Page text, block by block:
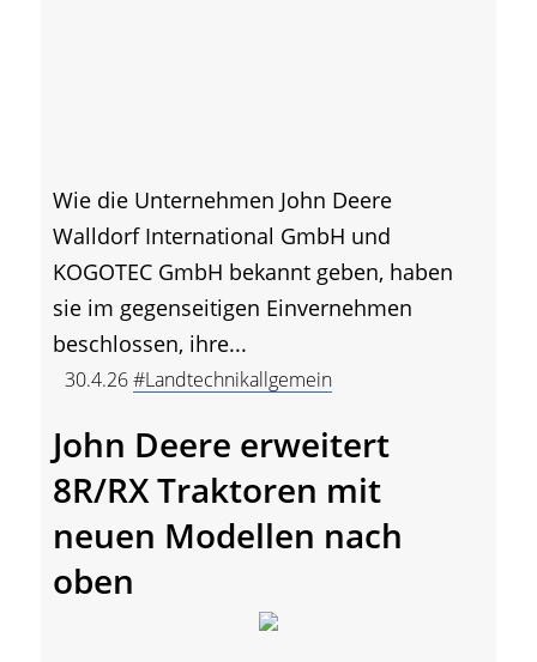
Wie die Unternehmen John Deere
Walldorf International GmbH und
KOGOTEC GmbH bekannt geben, haben
sie im gegenseitigen Einvernehmen
beschlossen, ihre...
30.4.26#Landtechnikallgemein
John Deere erweitert
8R/RX Traktoren mit
neuen Modellen nach
oben